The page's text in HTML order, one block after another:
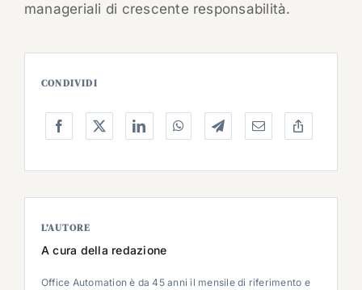
manageriali di crescente responsabilità.
CONDIVIDI
L’AUTORE
A cura della redazione
Office Automation è da 45 anni il mensile di riferimento e